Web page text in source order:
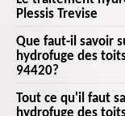
Un grand nombre
fait, il est possible de
traitements
pénétration de l'eau
la formation de glace
excessif de la glace.
de traitement
Plessis Trevise
Les opérations de
économies
variations de
Que faut-il savoir
hydrofuge des
94420?
Les opérations de
Tout ce qu'il faut
hydrofuge des